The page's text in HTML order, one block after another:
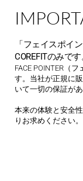
「フェイスポイ
COREFITのみです
FACE POINTER（
す。当社が正規に
いて一切の保証があ
本来の体験と安全
りお求めください。